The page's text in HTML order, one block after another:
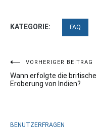
KATEGORIE: FAQ
Beitragsnavigation
VORHERIGER BEITRAG
Wann erfolgte die britische
Eroberung von Indien?
BENUTZERFRAGEN